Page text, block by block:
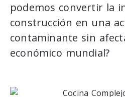
podemos convertir la
construcción en una
contaminante sin
económico mundial?